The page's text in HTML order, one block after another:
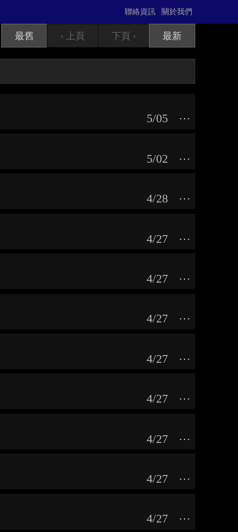
關於我們
聯絡資訊
最舊 ‹ 上頁 下頁 › 最新
⋯
5/05
⋯
5/02
⋯
4/28
⋯
4/27
⋯
4/27
⋯
4/27
⋯
4/27
⋯
4/27
⋯
4/27
⋯
4/27
⋯
4/27